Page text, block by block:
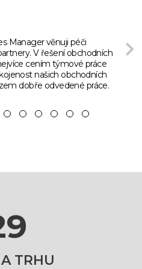
Manager věnuji péči
V řešení obchodních
cením týmové práce
našich obchodních
dobře odvedené práce.
TRHU